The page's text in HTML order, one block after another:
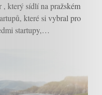
, který sídlí na pražském
které si vybral pro
startupy,…